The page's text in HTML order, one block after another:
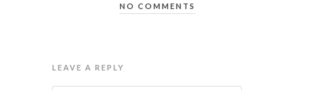
NO COMMENTS
LEAVE A REPLY